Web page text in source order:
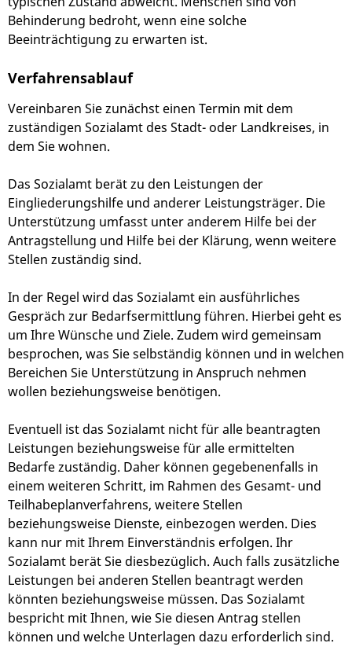
Behinderung bedroht, wenn eine solche
Beeinträchtigung zu erwarten ist.
Verfahrensablauf
Vereinbaren Sie zunächst einen Termin mit dem
zuständigen Sozialamt des Stadt- oder Landkreises, in
dem Sie wohnen.
Das Sozialamt berät zu den Leistungen der
Eingliederungshilfe und anderer Leistungsträger. Die
Unterstützung umfasst unter anderem Hilfe bei der
Antragstellung und Hilfe bei der Klärung, wenn weitere
Stellen zuständig sind.
In der Regel wird das Sozialamt ein ausführliches
Gespräch zur Bedarfsermittlung führen. Hierbei geht es
um Ihre Wünsche und Ziele. Zudem wird gemeinsam
besprochen, was Sie selbständig können und in welchen
Bereichen Sie Unterstützung in Anspruch nehmen
wollen beziehungsweise benötigen.
Eventuell ist das Sozialamt nicht für alle beantragten
Leistungen beziehungsweise für alle ermittelten
Bedarfe zuständig. Daher können gegebenenfalls in
einem weiteren Schritt, im Rahmen des Gesamt- und
Teilhabeplanverfahrens, weitere Stellen
beziehungsweise Dienste, einbezogen werden. Dies
kann nur mit Ihrem Einverständnis erfolgen. Ihr
Sozialamt berät Sie diesbezüglich. Auch falls zusätzliche
Leistungen bei anderen Stellen beantragt werden
könnten beziehungsweise müssen. Das Sozialamt
bespricht mit Ihnen, wie Sie diesen Antrag stellen
können und welche Unterlagen dazu erforderlich sind.